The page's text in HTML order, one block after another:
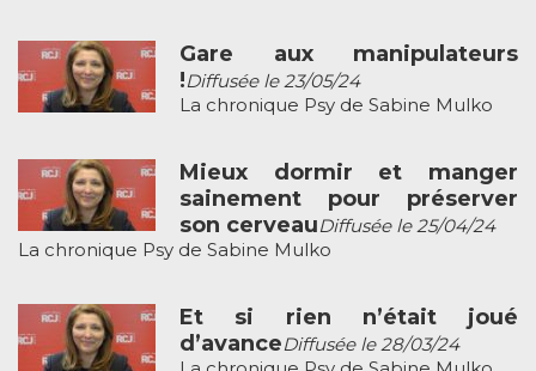
Gare aux manipulateurs
!Diffusée le 23/05/24
La chronique Psy de Sabine Mulko
Mieux dormir et manger
sainement pour préserver
son cerveauDiffusée le 25/04/24
La chronique Psy de Sabine Mulko
Et si rien n’était joué
d’avanceDiffusée le 28/03/24